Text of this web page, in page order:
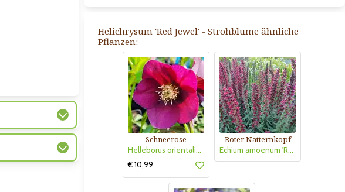
Helichrysum 'Red Jewel' - Strohblume ähnliche
Pflanzen:
Schneerose
Helleborus orientalis 'Pretty Ellen Red'
€ 10,99
Roter Natternkopf
Echium amoenum 'Red Feathers'